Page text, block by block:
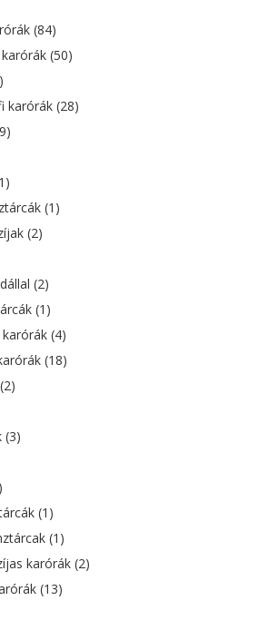
(84)
(50)
karórák (28)
(1)
(2)
(2)
(1)
(4)
(18)
(2)
(3)
(1)
(1)
karórák (2)
(13)